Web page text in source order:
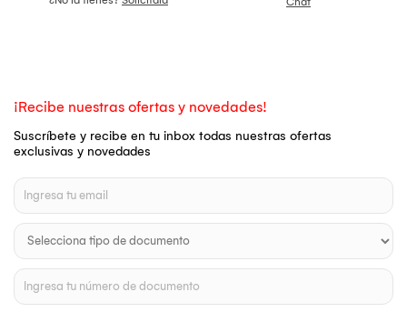
¡Recibe nuestras ofertas y novedades!
Suscríbete y recibe en tu inbox todas nuestras ofertas
exclusivas y novedades